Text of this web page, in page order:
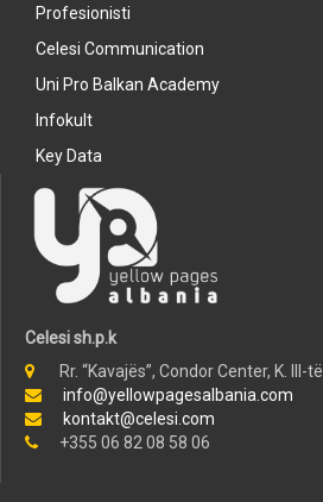
Profesionisti
Celesi Communication
Uni Pro Balkan Academy
Infokult
Key Data
Celesi sh.p.k
Rr. “Kavajës”, Condor Center, K. III-të
info@yellowpagesalbania.com
kontakt@celesi.com
+355 06 82 08 58 06